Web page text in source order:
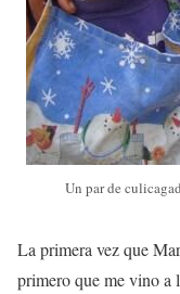
Un par de
La primera vez que
primero que me vino a